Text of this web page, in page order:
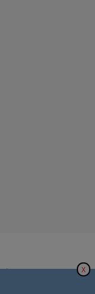
|Voorwaarden X